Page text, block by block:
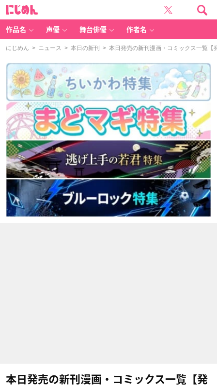
作品名 声優 舞台俳優 作者名
にじめん > ニュース > 本日の新刊 > 本日発売の新刊漫画・コミックス一覧【
本日発売の新刊漫画・コミックス一覧【発